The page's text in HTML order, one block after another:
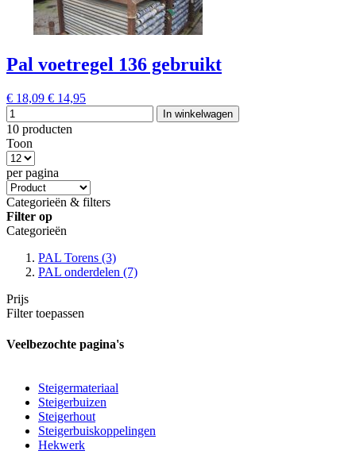
Pal voetregel 136 gebruikt
€ 18,09 € 14,95
In winkelwagen
10 producten
Toon
per pagina
Categorieën & filters
Filter op
Categorieën
PAL Torens (3)
PAL onderdelen (7)
Prijs
Filter toepassen
Veelbezochte pagina's
Steigermateriaal
Steigerbuizen
Steigerhout
Steigerbuiskoppelingen
Hekwerk